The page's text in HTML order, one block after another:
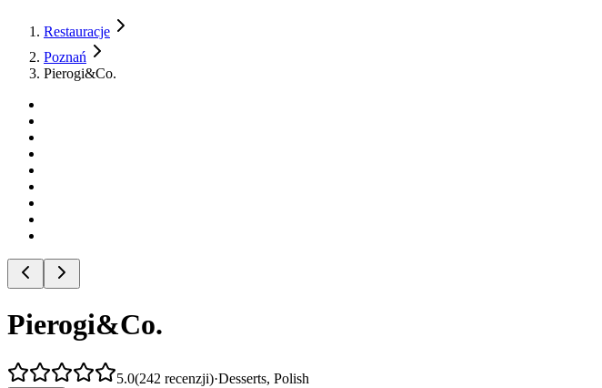
Restauracje
Poznań
Pierogi&Co.
Pierogi&Co.
5.0(242 recenzji)·Desserts, Polish